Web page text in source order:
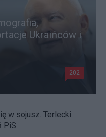
Ukraińców i
202
w sojusz. Terlecki
PiS